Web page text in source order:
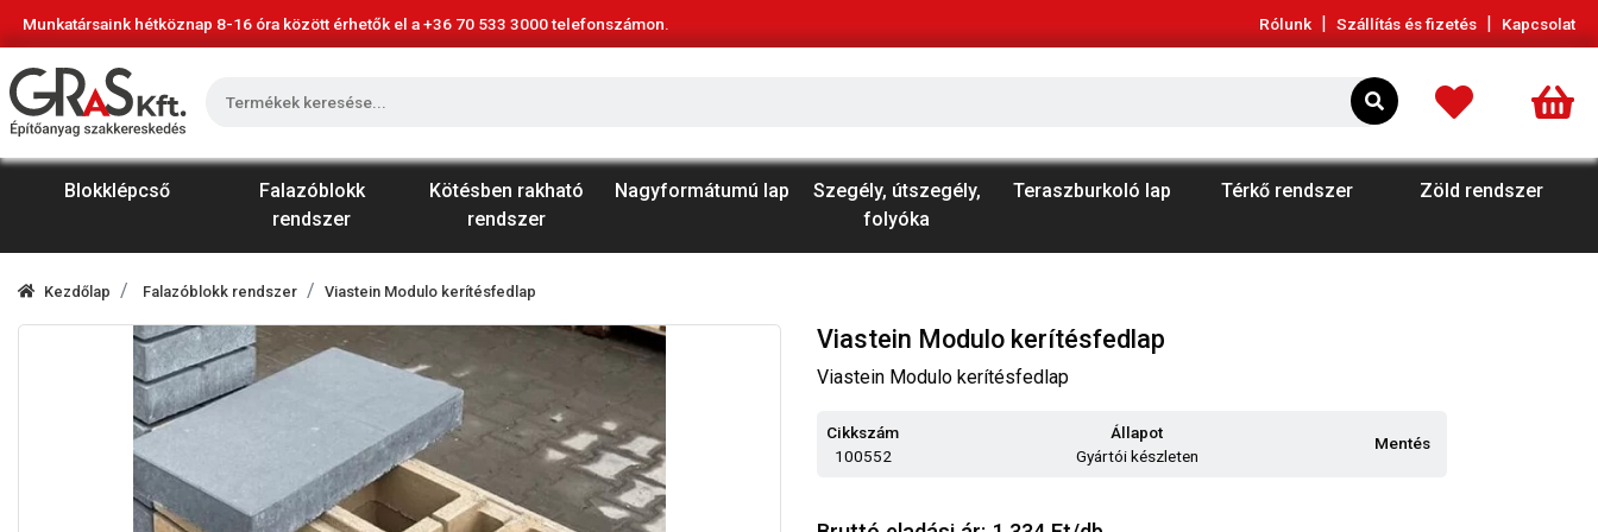
Munkatársaink hétköznap 8-16 óra között érhetők el a+36 70 533 3000telefonszámon. Rólunk | Szállítás és fizetés | Kapcsolat
Blokklépcső
Falazóblokk
rendszer
Kötésben rakható
rendszer
Nagyformátumú lap
Szegély, útszegély,
folyóka
Teraszburkoló lap Térkő rendszer Zöld rendszer
Kezdőlap Falazóblokk rendszer Viastein Modulo kerítésfedlap
Viastein Modulo kerítésfedlap
Viastein Modulo kerítésfedlap
Cikkszám
100552
Állapot
Gyártói készleten
Mentés